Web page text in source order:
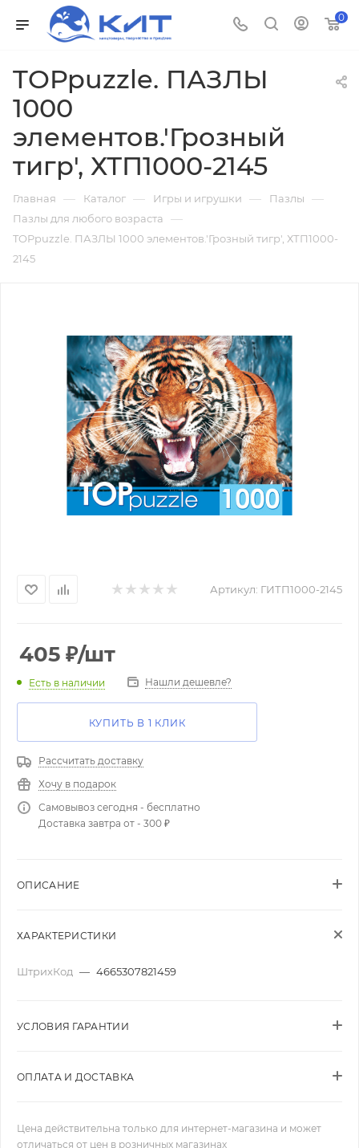
0
TOPpuzzle. ПАЗЛЫ
1000
элементов.'Грозный
тигр', ХТП1000-2145
Главная — Каталог — Игры и игрушки — Пазлы —
Пазлы для любого возраста —
TOPpuzzle. ПАЗЛЫ 1000 элементов.'Грозный тигр', ХТП1000-
2145
Артикул: ГИТП1000-2145
405 ₽/шт
Есть в наличии Нашли дешевле?
КУПИТЬ В 1 КЛИК
Рассчитать доставку
Хочу в подарок
Самовывоз сегодня - бесплатно
Доставка завтра от - 300 ₽
ОПИСАНИЕ
ХАРАКТЕРИСТИКИ
ШтрихКод — 4665307821459
УСЛОВИЯ ГАРАНТИИ
ОПЛАТА И ДОСТАВКА
Цена действительна только для интернет-магазина и может
отличаться от цен в розничных магазинах